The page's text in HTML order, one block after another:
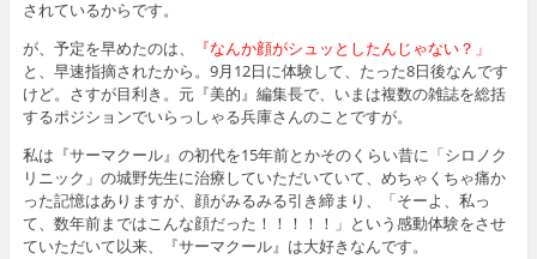
されているからです。
が、予定を早めたのは、
『なんか顔がシュッとしたんじゃない？」
と、早速指摘されたから。9月12日に体験して、たった8日後なんです
けど。さすが目利き。元『美的』編集長で、いまは複数の雑誌を総括
するポジションでいらっしゃる兵庫さんのことですが。
私は『サーマクール』の初代を15年前とかそのくらい昔に「シロノク
リニック」の城野先生に治療していただいていて、めちゃくちゃ痛か
った記憶はありますが、顔がみるみる引き締まり、「そーよ、私っ
て、数年前まではこんな顔だった！！！！！」という感動体験をさせ
ていただいて以来、『サーマクール』は大好きなんです。